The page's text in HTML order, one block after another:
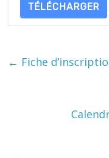
TÉLÉCHARGER
← Fiche